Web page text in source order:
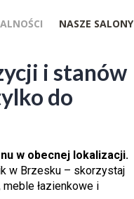
NASZE SALONY
i stanów
do
w obecnej lokalizacji.
w Brzesku – skorzystaj
meble łazienkowe i